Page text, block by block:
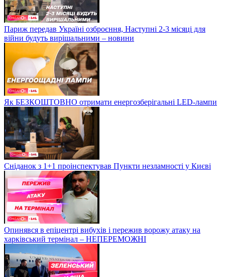
Париж передав Україні озброєння, Наступні 2-3 місяці для
війни будуть вирішальними – новини
Як БЕЗКОШТОВНО отримати енергозберігальні LED-лампи
Сніданок з 1+1 проінспектував Пункти незламності у Києві
Опинявся в епіцентрі вибухів і пережив ворожу атаку на
харківський термінал – НЕПЕРЕМОЖНІ